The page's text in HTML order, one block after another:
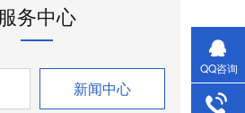
服务中心
新闻中心
QQ咨询